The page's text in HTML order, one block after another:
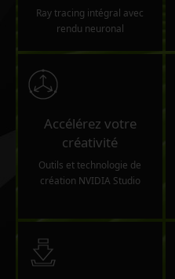
Ray tracing intégral avec
rendu neuronal
Accélérez votre
créativité
Outils et technologie de
création NVIDIA Studio